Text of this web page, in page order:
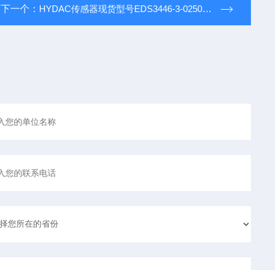
下一个： HYDAC传感器现货型号EDS3446-3-0250-000